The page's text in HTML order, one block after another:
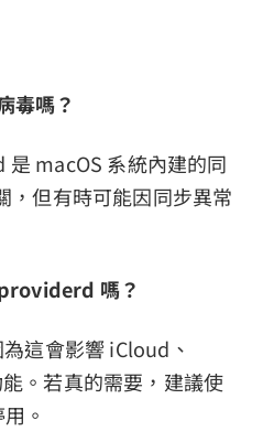
毒嗎？
macOS 系統內建的同
，但有時可能因同步異常
嗎？
這會影響 iCloud、
。若真的需要，建議使
。